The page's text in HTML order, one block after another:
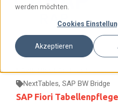
werden möchten.
Cookies
Akzeptieren
NextTables, SAP BW Bridge
SAP Fiori